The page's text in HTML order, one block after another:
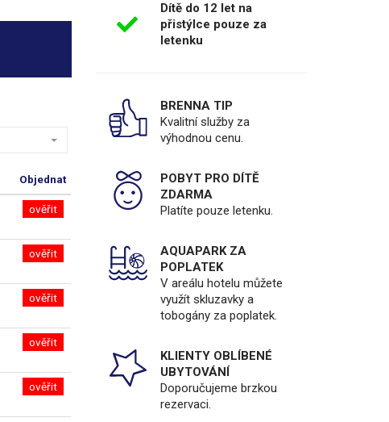
Objednat
ověřit
ověřit
ověřit
ověřit
ověřit
Dítě do 12 let na
přistýlce pouze za
letenku
BRENNA TIP
Kvalitní služby za
výhodnou cenu.
POBYT PRO DÍTĚ
ZDARMA
Platíte pouze letenku.
AQUAPARK ZA
POPLATEK
V areálu hotelu můžete
využít skluzavky a
tobogány za poplatek.
KLIENTY OBLÍBENÉ
UBYTOVÁNÍ
Doporučujeme brzkou
rezervaci.